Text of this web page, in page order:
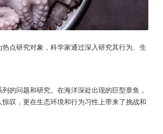
点研究对象，科学家通过深入研究其行为、生
的问题和研究。在海洋深处出现的巨型章鱼，
叹，更在生态环境和行为习性上带来了挑战和